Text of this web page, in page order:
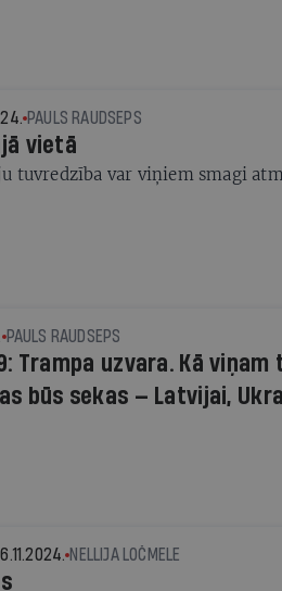
PAULS RAUDSEPS
vietā
tuvredzība var viņiem smagi
PAULS RAUDSEPS
Trampa uzvara. Kā viņam
būs sekas — Latvijai,
NELLIJA LOČMELE